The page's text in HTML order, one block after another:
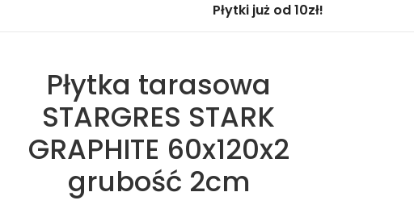
Płytki już od 10zł!
Płytka tarasowa
STARGRES STARK
GRAPHITE 60x120x2
grubość 2cm